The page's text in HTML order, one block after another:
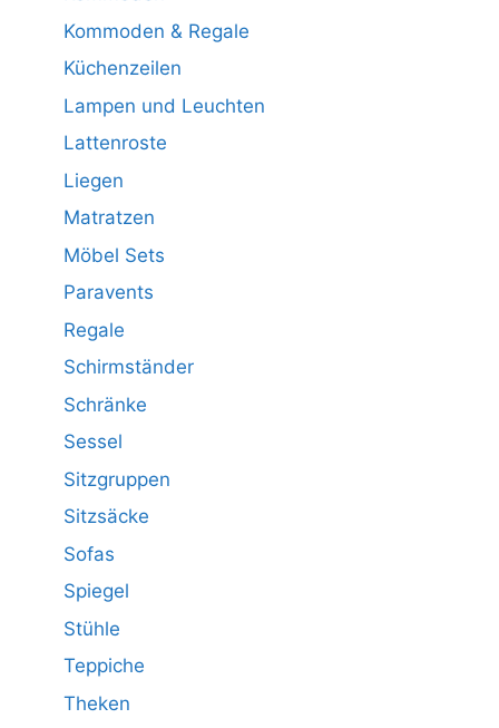
Kommoden & Regale
Küchenzeilen
Lampen und Leuchten
Lattenroste
Liegen
Matratzen
Möbel Sets
Paravents
Regale
Schirmständer
Schränke
Sessel
Sitzgruppen
Sitzsäcke
Sofas
Spiegel
Stühle
Teppiche
Theken